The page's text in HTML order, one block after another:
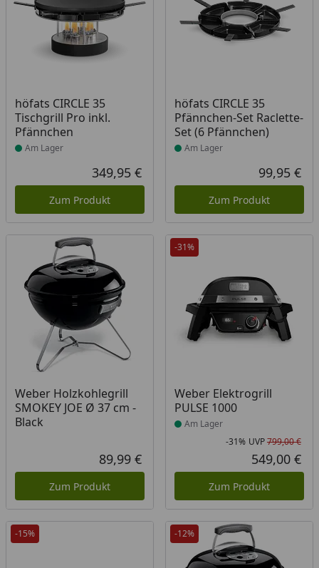
höfats CIRCLE 35
Tischgrill Pro inkl.
Pfännchen
Produkt am Lager
Am Lager
Aktueller Preis
349,95 €
Zum Produkt
höfats CIRCLE 35
Pfännchen-Set Raclette-
Set (6 Pfännchen)
Produkt am Lager
Am Lager
99,95 €
Zum Produkt
Weber Holzkohlegrill
SMOKEY JOE Ø 37 cm -
Black
Aktueller Preis
89,99 €
Zum Produkt
-31%
Weber Elektrogrill
PULSE 1000
Produkt am Lager
Am Lager
-31% UVP799,00 €
549,00 €
Zum Produkt
-15% -12%